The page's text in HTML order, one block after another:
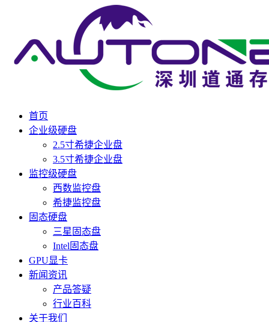
首页
企业级硬盘
2.5寸希捷企业盘
3.5寸希捷企业盘
监控级硬盘
西数监控盘
希捷监控盘
固态硬盘
三星固态盘
Intel固态盘
GPU显卡
新闻资讯
产品答疑
行业百科
关于我们